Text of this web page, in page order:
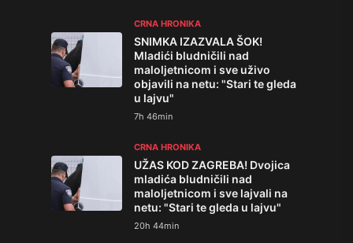
CRNA HRONIKA
SNIMKA IZAZVALA ŠOK!
Mladići bludničili nad
maloljetnicom i sve uživo
objavili na netu: "Stari te gleda
u lajvu"
7h 46min
CRNA HRONIKA
UŽAS KOD ZAGREBA! Dvojica
mladića bludničili nad
maloljetnicom i sve lajvali na
netu: "Stari te gleda u lajvu"
20h 44min